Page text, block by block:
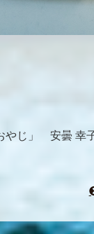
やじ」 安曇 幸